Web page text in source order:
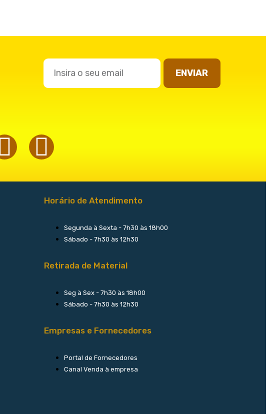
ENVIAR
Horário de Atendimento
Segunda à Sexta - 7h30 às 18h00
Sábado - 7h30 às 12h30
Retirada de Material
Seg à Sex - 7h30 às 18h00
Sábado - 7h30 às 12h30
Empresas e Fornecedores
Portal de Fornecedores
Canal Venda à empresa